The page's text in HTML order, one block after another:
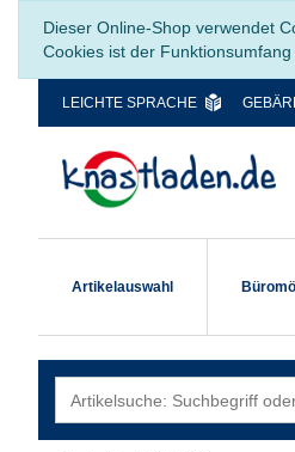
Dieser Online-Shop verwendet
Cookies ist der
LEICHTE SPRACHE
Artikelauswahl